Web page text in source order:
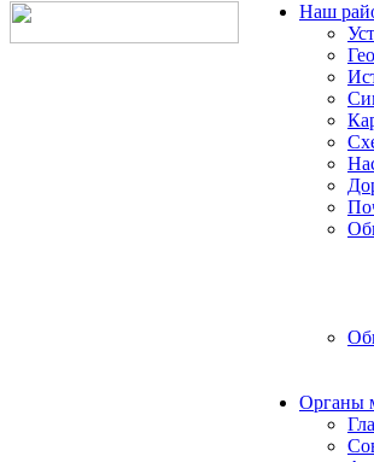
Наш
Органы